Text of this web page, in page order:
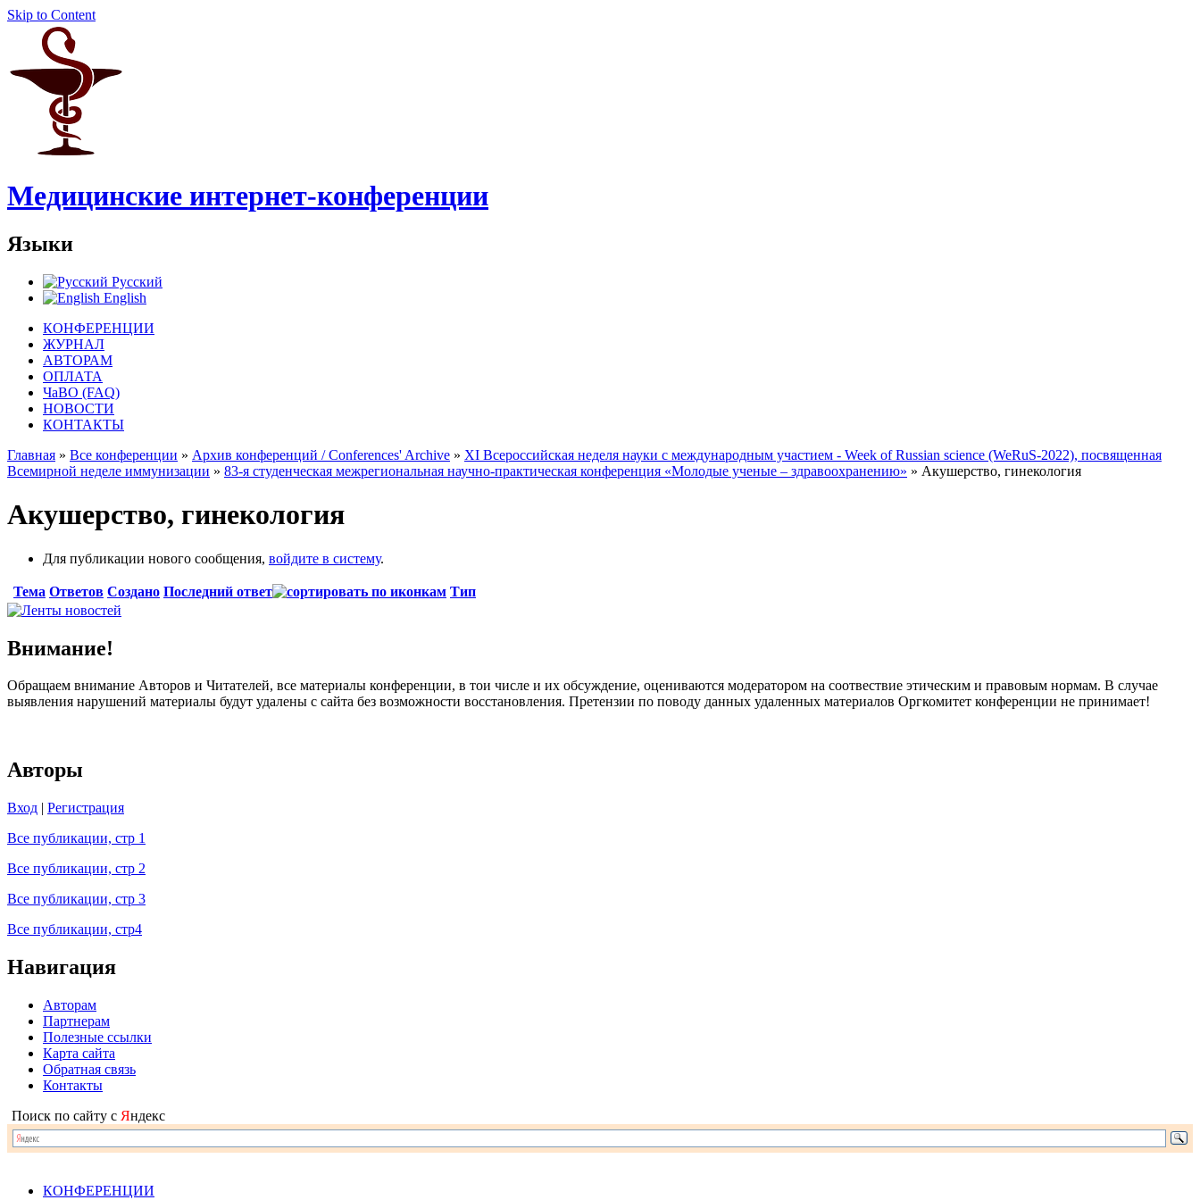
Skip to Content
Медицинские интернет-конференции
Языки
Русский
English
КОНФЕРЕНЦИИ
ЖУРНАЛ
АВТОРАМ
ОПЛАТА
ЧаВО (FAQ)
НОВОСТИ
КОНТАКТЫ
Главная » Все конференции » Архив конференций / Conferences' Archive » ХI Всероссийская неделя науки с международным участием - Week of Russian science (WeRuS-2022), посвященная
Всемирной неделе иммунизации » 83-я студенческая межрегиональная научно-практическая конференция «Молодые ученые – здравоохранению» » Акушерство, гинекология
Акушерство, гинекология
Для публикации нового сообщения, войдите в систему.
Тема Ответов Создано Последний ответ Тип
Внимание!
Обращаем внимание Авторов и Читателей, все материалы конференции, в тои числе и их обсуждение, оцениваются модератором на соотвествие этическим и правовым нормам. В случае
выявления нарушений материалы будут удалены с сайта без возможности восстановления. Претензии по поводу данных удаленных материалов Оргкомитет конференции не принимает!
Авторы
Вход | Регистрация
Все публикации, стр 1
Все публикации, стр 2
Все публикации, стр 3
Все публикации, стр4
Навигация
Авторам
Партнерам
Полезные ссылки
Карта сайта
Обратная связь
Контакты
Поиск по сайту с Яндекс
КОНФЕРЕНЦИИ